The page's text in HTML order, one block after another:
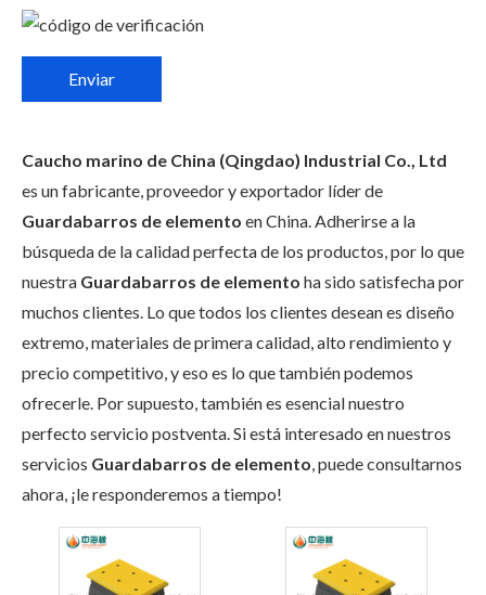
Enviar
Caucho marino de China (Qingdao) Industrial Co., Ltd
es un fabricante, proveedor y exportador líder de
Guardabarros de elemento en China. Adherirse a la
búsqueda de la calidad perfecta de los productos, por lo que
nuestra Guardabarros de elemento ha sido satisfecha por
muchos clientes. Lo que todos los clientes desean es diseño
extremo, materiales de primera calidad, alto rendimiento y
precio competitivo, y eso es lo que también podemos
ofrecerle. Por supuesto, también es esencial nuestro
perfecto servicio postventa. Si está interesado en nuestros
servicios Guardabarros de elemento, puede consultarnos
ahora, ¡le responderemos a tiempo!